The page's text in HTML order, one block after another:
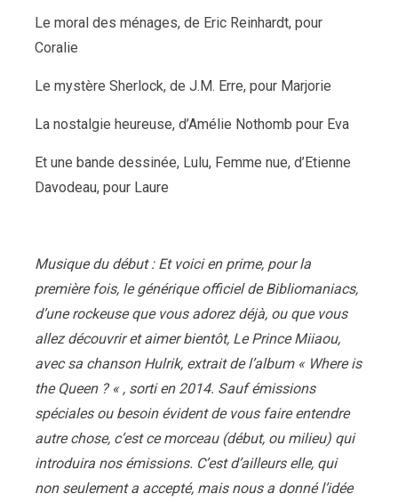
Le moral des ménages, de Eric Reinhardt, pour
Coralie
Le mystère Sherlock, de J.M. Erre, pour Marjorie
La nostalgie heureuse, d’Amélie Nothomb pour Eva
Et une bande dessinée, Lulu, Femme nue, d’Etienne
Davodeau, pour Laure
Musique du début : Et voici en prime, pour la
première fois, le générique officiel de Bibliomaniacs,
d’une rockeuse que vous adorez déjà, ou que vous
allez découvrir et aimer bientôt, Le Prince Miiaou,
avec sa chanson Hulrik, extrait de l’album « Where is
the Queen ? « , sorti en 2014. Sauf émissions
spéciales ou besoin évident de vous faire entendre
autre chose, c’est ce morceau (début, ou milieu) qui
introduira nos émissions. C’est d’ailleurs elle, qui
non seulement a accepté, mais nous a donné l’idée